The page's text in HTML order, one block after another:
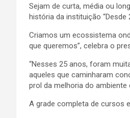
Sejam de curta, média ou
história da instituição
Criamos um ecossistema
que queremos”, celebra o
“Nesses 25 anos, foram
aqueles que caminharam
prol da melhoria do
A grade completa de cursos